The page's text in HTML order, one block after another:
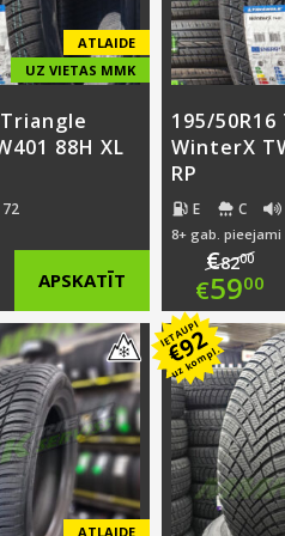
ATLAIDE
UZ VIETAS MMK
88H XL
72
APSKATĪT
195/
WinterX
RP
E C
8+ gab. pieejami
€8200
€5900
is:
ATLAIDE
IETAUPI
€92
uz kompl.